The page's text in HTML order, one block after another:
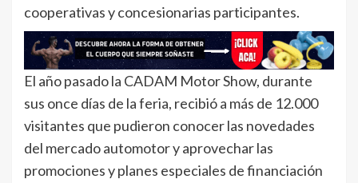
cooperativas y concesionarias participantes.
El año pasado la CADAM Motor Show, durante
sus once días de la feria, recibió a más de 12.000
visitantes que pudieron conocer las novedades
del mercado automotor y aprovechar las
promociones y planes especiales de financiación